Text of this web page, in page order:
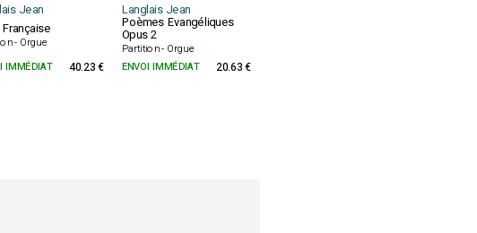
Jean Langlais Jean
- Orgue
Poèmes Evangéliques
Opus 2
Partition - Orgue
IMMÉDIAT 40.23 € ENVOI IMMÉDIAT 20.63 €